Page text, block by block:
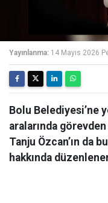
Yayınlanma: 14 Mayıs 2026
Bolu Belediyesi’ne
aralarında
Tanju Özcan’ın da
hakkında